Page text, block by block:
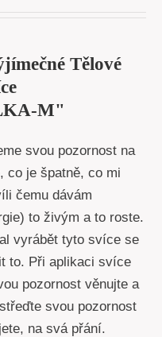
Tělové
M"
svou pozornost na
co je špatně, co mi
čemu dávám
to živým a to roste.
vyrábět tyto svíce se
to. Při aplikaci svíce
pozornost věnujte a
svou pozornost
na svá přání.